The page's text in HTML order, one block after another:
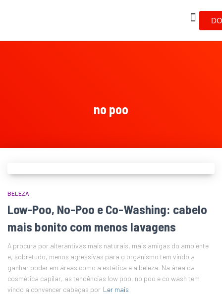
no poo
BELEZA
Low-Poo, No-Poo e Co-Washing: cabelo
mais bonito com menos lavagens
A procura por alterantivas mais naturais, mais amigas do ambiente
e, sobretudo, menos agressivas para o organismo tem vindo a
ganhar poder em áreas como a estética e a beleza. Na área da
cosmética capilar, as tendências low poo, no poo e co wash tem
vindo a convencer cabeças por Ler mais